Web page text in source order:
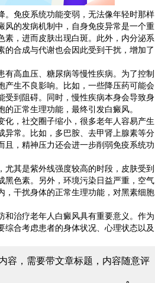
免疫系统功能变弱，无法像年轻时那样
风的发病机制中，自身免疫异常是一个重
素，进而皮肤出现白斑。此外，内分泌系
合成与代谢也会因此受到干扰，增加了
高血压、糖尿病等慢性疾病。为了控制
产生不良影响。比如，一些降压药可能会
受到阻碍。同时，慢性疾病本身会导致身
正常生理功能，最终引发白癜风。
，社交圈子缩小，很多老年人容易产生
异常。比如，多巴胺、去甲肾上腺素等分
且，精神压力还会进一步削弱免疫系统功
其是紫外线强度较高的时段，皮肤受到
黑色素。另外，环境污染日益严重，空气
，干扰身体的正常生理功能，对黑素细胞
治疗老年人白癜风具有重要意义。作为
合考虑患者的身体状况、心理状态以及
容，需要带文章标题，内容随意评